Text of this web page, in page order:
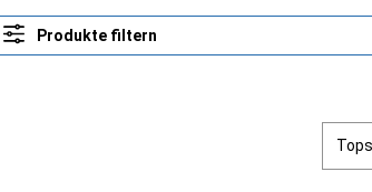
Produkte filtern